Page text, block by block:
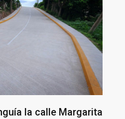
la calle Margarita